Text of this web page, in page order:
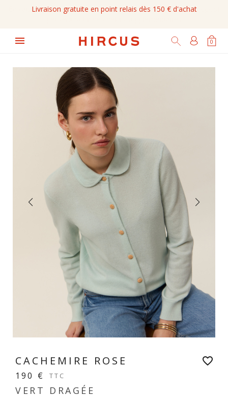
Livraison gratuite en point relais dès 150 € d'achat
0
CACHEMIRE ROSE
190 € TTC
VERT DRAGÉE
favorite_border